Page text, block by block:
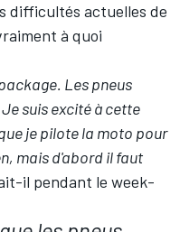
difficultés actuelles de
à quoi
Les pneus
suis excité à cette
je pilote la moto pour
mais d'abord il faut
il pendant le week-